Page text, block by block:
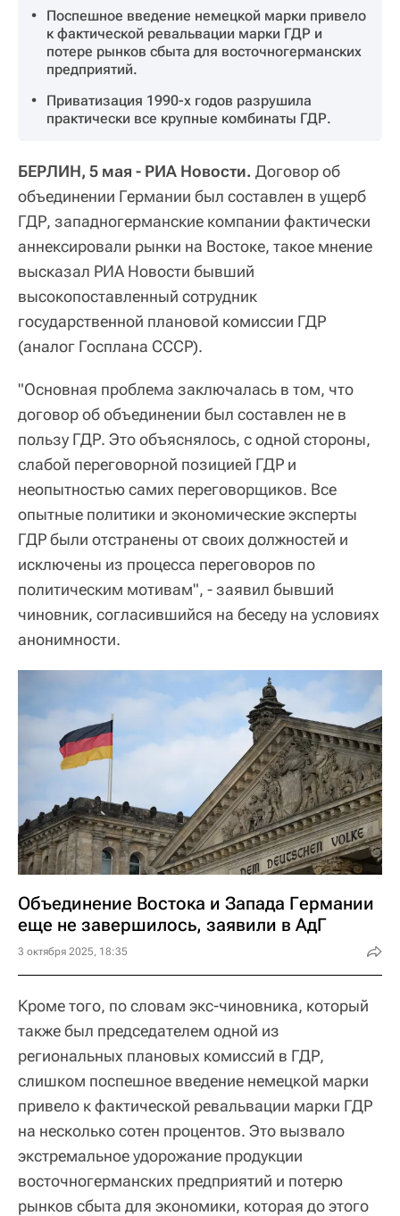
Поспешное введение немецкой марки привело
к фактической ревальвации марки ГДР и
потере рынков сбыта для восточногерманских
предприятий.
Приватизация 1990-х годов разрушила
практически все крупные комбинаты ГДР.
БЕРЛИН, 5 мая - РИА Новости. Договор об
объединении Германии был составлен в ущерб
ГДР, западногерманские компании фактически
аннексировали рынки на Востоке, такое мнение
высказал РИА Новости бывший
высокопоставленный сотрудник
государственной плановой комиссии ГДР
(аналог Госплана СССР).
"Основная проблема заключалась в том, что
договор об объединении был составлен не в
пользу ГДР. Это объяснялось, с одной стороны,
слабой переговорной позицией ГДР и
неопытностью самих переговорщиков. Все
опытные политики и экономические эксперты
ГДР были отстранены от своих должностей и
исключены из процесса переговоров по
политическим мотивам", - заявил бывший
чиновник, согласившийся на беседу на условиях
анонимности.
Объединение Востока и Запада Германии
еще не завершилось, заявили в АдГ
3 октября 2025, 18:35
Кроме того, по словам экс-чиновника, который
также был председателем одной из
региональных плановых комиссий в ГДР,
слишком поспешное введение немецкой марки
привело к фактической ревальвации марки ГДР
на несколько сотен процентов. Это вызвало
экстремальное удорожание продукции
восточногерманских предприятий и потерю
рынков сбыта для экономики, которая до этого